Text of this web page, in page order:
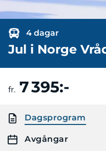
4 dagar
Jul i Norge
fr. 7 395:-
Dagsprogram
Avgångar